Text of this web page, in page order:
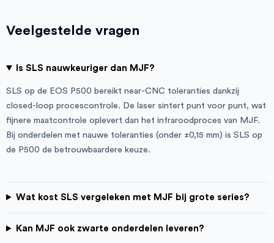
Veelgestelde vragen
Is SLS nauwkeuriger dan MJF?
SLS op de EOS P500 bereikt near-CNC toleranties dankzij
closed-loop procescontrole. De laser sintert punt voor punt, wat
fijnere maatcontrole oplevert dan het infraroodproces van MJF.
Bij onderdelen met nauwe toleranties (onder ±0,15 mm) is SLS op
de P500 de betrouwbaardere keuze.
Wat kost SLS vergeleken met MJF bij grote series?
Kan MJF ook zwarte onderdelen leveren?